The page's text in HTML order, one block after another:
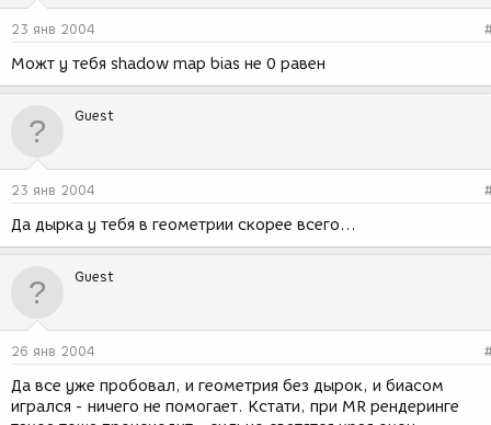
23 янв 2004
Можт у тебя shadow map bias не 0 равен
Guest
23 янв 2004
Да дырка у тебя в геометрии скорее всего...
Guest
26 янв 2004
Да все уже пробовал, и геометрия без дырок, и биасом
игрался - ничего не помогает. Кстати, при MR рендеринге